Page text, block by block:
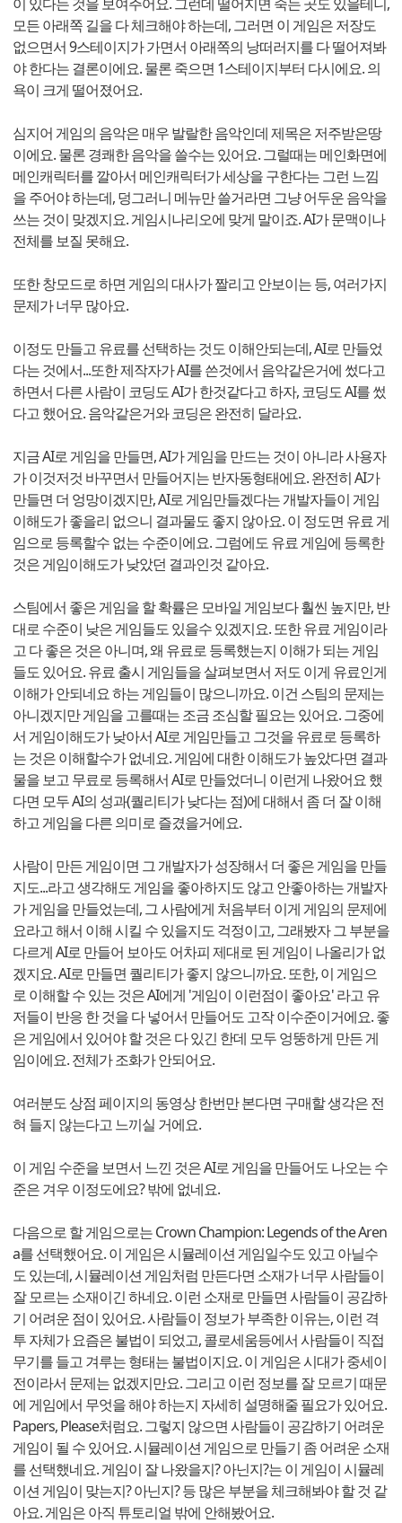
모든 아래쪽 길을 다 체크해야 하는데, 그러면 이 게임은 저장도
없으면서 9스테이지가 가면서 아래쪽의 낭떠러지를 다 떨어져봐
야 한다는 결론이에요. 물론 죽으면 1스테이지부터 다시에요. 의
욕이 크게 떨어졌어요.
심지어 게임의 음악은 매우 발랄한 음악인데 제목은 저주받은땅
이에요. 물론 경쾌한 음악을 쓸수는 있어요. 그럴때는 메인화면에
메인캐릭터를 깔아서 메인캐릭터가 세상을 구한다는 그런 느낌
을 주어야 하는데, 덩그러니 메뉴만 쓸거라면 그냥 어두운 음악을
쓰는 것이 맞겠지요. 게임시나리오에 맞게 말이죠. AI가 문맥이나
전체를 보질 못해요.
또한 창모드로 하면 게임의 대사가 짤리고 안보이는 등, 여러가지
문제가 너무 많아요.
이정도 만들고 유료를 선택하는 것도 이해안되는데, AI로 만들었
다는 것에서...또한 제작자가 AI를 쓴것에서 음악같은거에 썼다고
하면서 다른 사람이 코딩도 AI가 한것같다고 하자, 코딩도 AI를 썼
다고 했어요. 음악같은거와 코딩은 완전히 달라요.
지금 AI로 게임을 만들면, AI가 게임을 만드는 것이 아니라 사용자
가 이것저것 바꾸면서 만들어지는 반자동형태에요. 완전히 AI가
만들면 더 엉망이겠지만, AI로 게임만들겠다는 개발자들이 게임
이해도가 좋을리 없으니 결과물도 좋지 않아요. 이 정도면 유료 게
임으로 등록할수 없는 수준이에요. 그럼에도 유료 게임에 등록한
것은 게임이해도가 낮았던 결과인것 같아요.
스팀에서 좋은 게임을 할 확률은 모바일 게임보다 훨씬 높지만, 반
대로 수준이 낮은 게임들도 있을수 있겠지요. 또한 유료 게임이라
고 다 좋은 것은 아니며, 왜 유료로 등록했는지 이해가 되는 게임
들도 있어요. 유료 출시 게임들을 살펴보면서 저도 이게 유료인게
이해가 안되네요 하는 게임들이 많으니까요. 이건 스팀의 문제는
아니겠지만 게임을 고를때는 조금 조심할 필요는 있어요. 그중에
서 게임이해도가 낮아서 AI로 게임만들고 그것을 유료로 등록하
는 것은 이해할수가 없네요. 게임에 대한 이해도가 높았다면 결과
물을 보고 무료로 등록해서 AI로 만들었더니 이런게 나왔어요 했
다면 모두 AI의 성과(퀄리티가 낮다는 점)에 대해서 좀 더 잘 이해
하고 게임을 다른 의미로 즐겼을거에요.
사람이 만든 게임이면 그 개발자가 성장해서 더 좋은 게임을 만들
지도...라고 생각해도 게임을 좋아하지도 않고 안좋아하는 개발자
가 게임을 만들었는데, 그 사람에게 처음부터 이게 게임의 문제에
요라고 해서 이해 시킬 수 있을지도 걱정이고, 그래봤자 그 부분을
다르게 AI로 만들어 보아도 어차피 제대로 된 게임이 나올리가 없
겠지요. AI로 만들면 퀄리티가 좋지 않으니까요. 또한, 이 게임으
로 이해할 수 있는 것은 AI에게 '게임이 이런점이 좋아요' 라고 유
저들이 반응 한 것을 다 넣어서 만들어도 고작 이수준이거에요. 좋
은 게임에서 있어야 할 것은 다 있긴 한데 모두 엉뚱하게 만든 게
임이에요. 전체가 조화가 안되어요.
여러분도 상점 페이지의 동영상 한번만 본다면 구매할 생각은 전
혀 들지 않는다고 느끼실 거에요.
이 게임 수준을 보면서 느낀 것은 AI로 게임을 만들어도 나오는 수
준은 겨우 이정도에요? 밖에 없네요.
다음으로 할 게임으로는 Crown Champion: Legends of the Aren
a를 선택했어요. 이 게임은 시뮬레이션 게임일수도 있고 아닐수
도 있는데, 시뮬레이션 게임처럼 만든다면 소재가 너무 사람들이
잘 모르는 소재이긴 하네요. 이런 소재로 만들면 사람들이 공감하
기 어려운 점이 있어요. 사람들이 정보가 부족한 이유는, 이런 격
투 자체가 요즘은 불법이 되었고, 콜로세움등에서 사람들이 직접
무기를 들고 겨루는 형태는 불법이지요. 이 게임은 시대가 중세이
전이라서 문제는 없겠지만요. 그리고 이런 정보를 잘 모르기 때문
에 게임에서 무엇을 해야 하는지 자세히 설명해줄 필요가 있어요.
Papers, Please처럼요. 그렇지 않으면 사람들이 공감하기 어려운
게임이 될 수 있어요. 시뮬레이션 게임으로 만들기 좀 어려운 소재
를 선택했네요. 게임이 잘 나왔을지? 아닌지?는 이 게임이 시뮬레
이션 게임이 맞는지? 아닌지? 등 많은 부분을 체크해봐야 할 것 같
아요. 게임은 아직 튜토리얼 밖에 안해봤어요.